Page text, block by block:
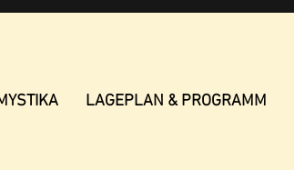
LAGEPLAN & PROGRAMM